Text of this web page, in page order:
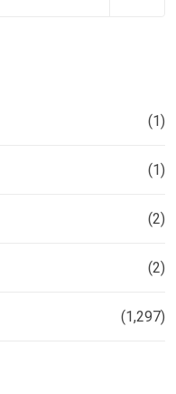
(1)
(1)
(2)
(2)
(1,297)